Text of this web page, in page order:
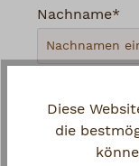
Nachname*
Diese
die